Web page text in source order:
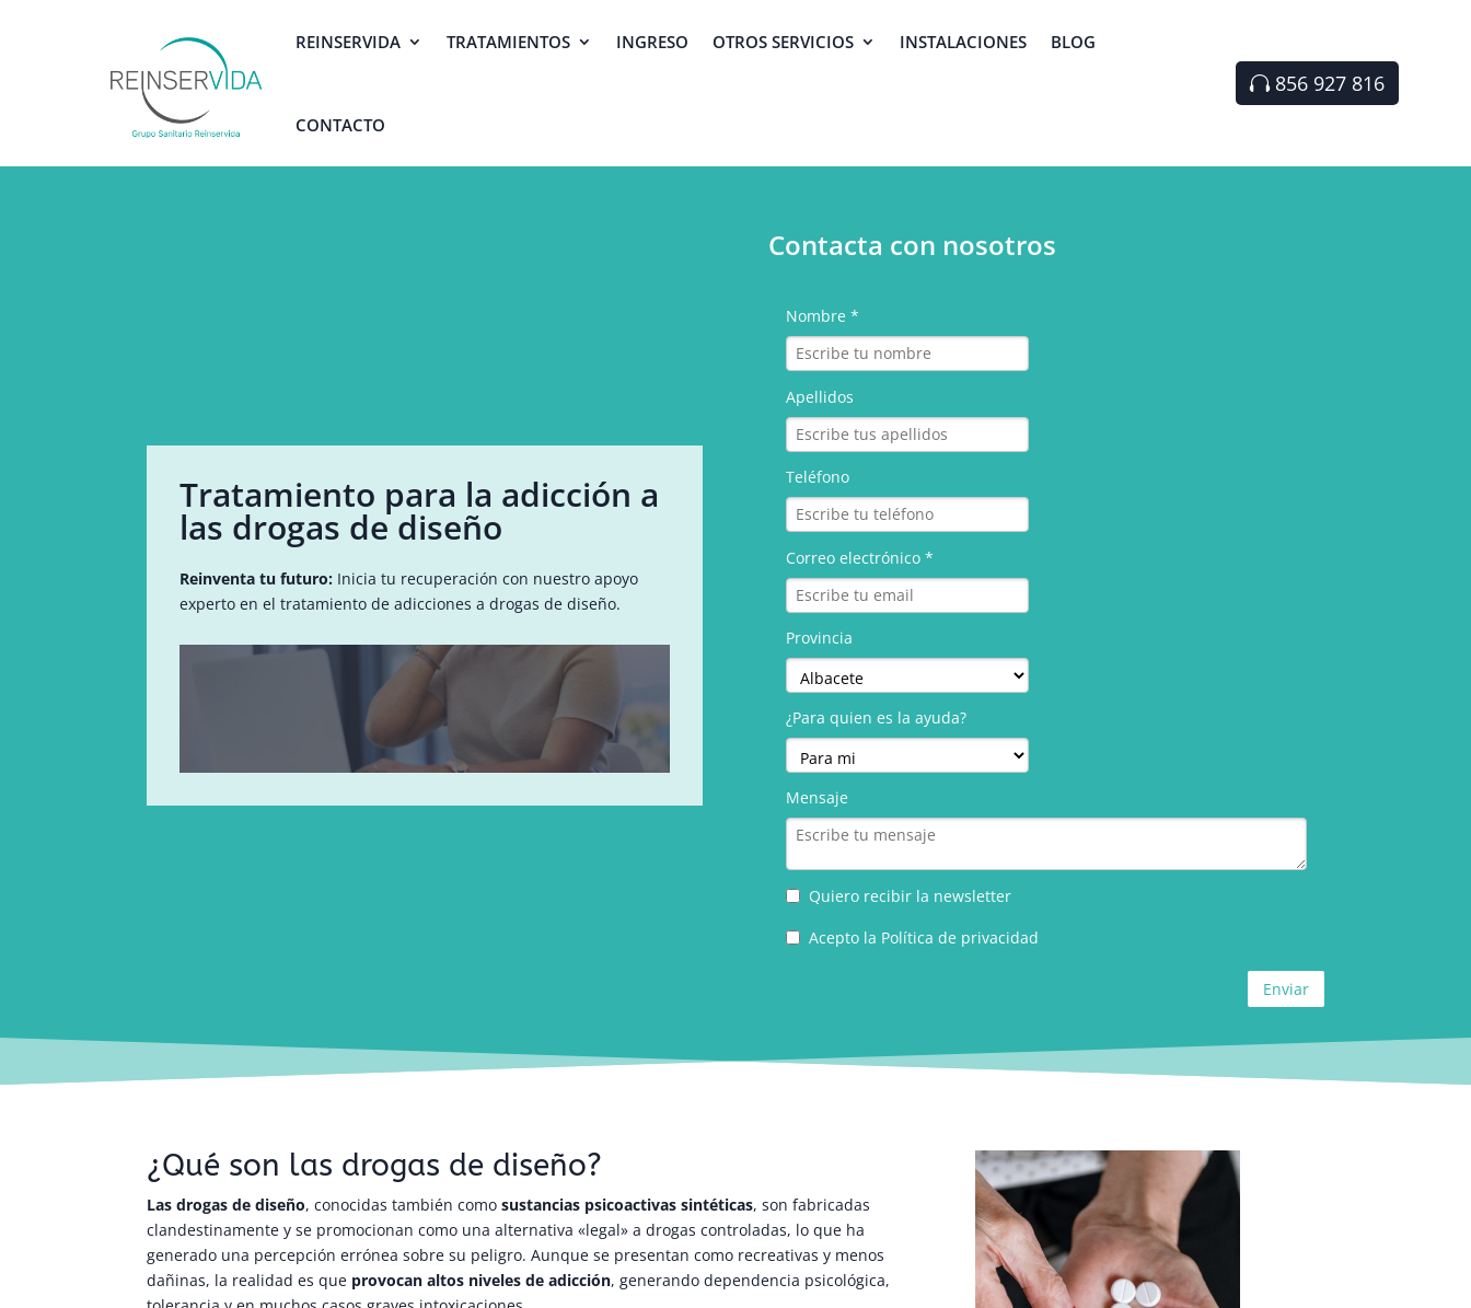
REINSERVIDA TRATAMIENTOS INGRESO OTROS SERVICIOS INSTALACIONES BLOG
CONTACTO
856 927 816
Tratamiento para la adicción a
las drogas de diseño
Reinventa tu futuro: Inicia tu recuperación con nuestro apoyo
experto en el tratamiento de adicciones a drogas de diseño.
Contacta con nosotros
¿Qué son las drogas de diseño?
Las drogas de diseño, conocidas también comosustancias psicoactivas sintéticas, son fabricadas
clandestinamente y se promocionan como una alternativa «legal» a drogas controladas, lo que ha
generado una percepción errónea sobre su peligro. Aunque se presentan como recreativas y menos
dañinas, la realidad es que provocan altos niveles de adicción, generando dependencia psicológica,